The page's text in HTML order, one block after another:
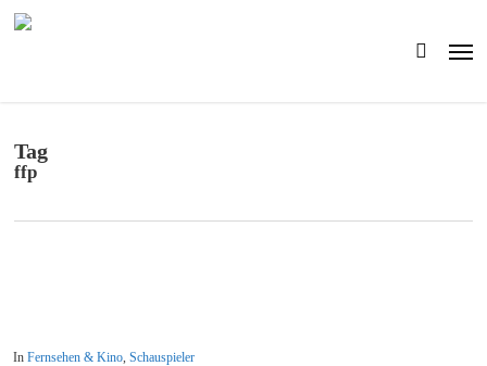
search
Tag
ffp
InFernsehen & Kino,Schauspieler